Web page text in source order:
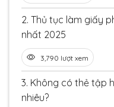
2. Thủ tục làm giấy
nhất 2025
3,790 lượt xem
3. Không có thẻ tập
nhiêu?